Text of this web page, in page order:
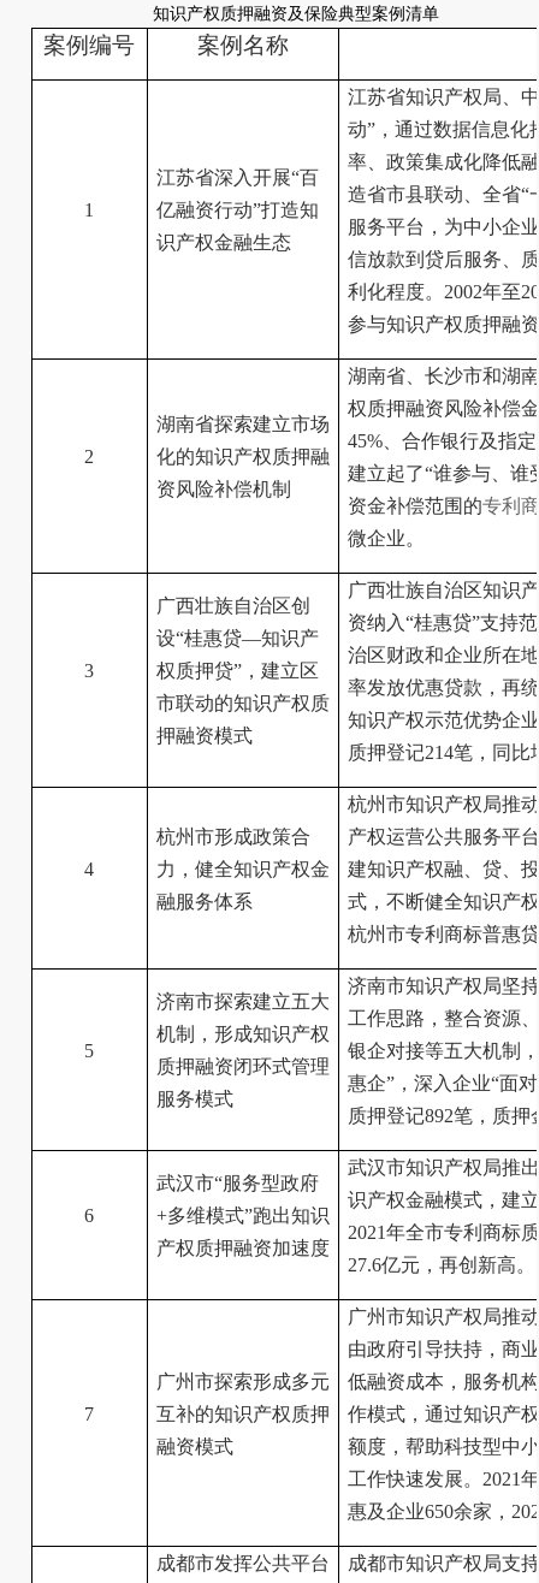
知识产权质押融资及保险典型案例清单
案例编号 案例名称
1
江苏省深入开展“百
亿融资行动”打造知
识产权金融生态
江苏省知识产权局、
动”，通过数据信息化
率、政策集成化降低
造省市县联动、全省“
服务平台，为中小企
信放款到贷后服务、
利化程度。2002年至
参与知识产权质押融
2
湖南省探索建立市场
化的知识产权质押融
资风险补偿机制
湖南省、长沙市和湖
权质押融资风险补偿
45%、合作银行及指
建立起了“谁参与、谁
资金补偿范围的专利
微企业。
3
广西壮族自治区创
设“桂惠贷—知识产
权质押贷”，建立区
市联动的知识产权质
押融资模式
广西壮族自治区知识
资纳入“桂惠贷”支持
治区财政和企业所在
率发放优惠贷款，再
知识产权示范优势企
质押登记214笔，同比
4
杭州市形成政策合
力，健全知识产权金
融服务体系
杭州市知识产权局推
产权运营公共服务平
建知识产权融、贷、
式，不断健全知识产
杭州市专利商标普惠
5
济南市探索建立五大
机制，形成知识产权
质押融资闭环式管理
服务模式
济南市知识产权局坚
工作思路，整合资源
银企对接等五大机制
惠企”，深入企业“面
质押登记892笔，质
6
武汉市“服务型政府
+多维模式”跑出知识
产权质押融资加速度
武汉市知识产权局推
识产权金融模式，建
2021年全市专利商标
27.6亿元，再创新高。
7
广州市探索形成多元
互补的知识产权质押
融资模式
广州市知识产权局推
由政府引导扶持，商
低融资成本，服务机
作模式，通过知识产
额度，帮助科技型中
工作快速发展。2021
惠及企业650余家，
成都市发挥公共平台 成都市知识产权局支